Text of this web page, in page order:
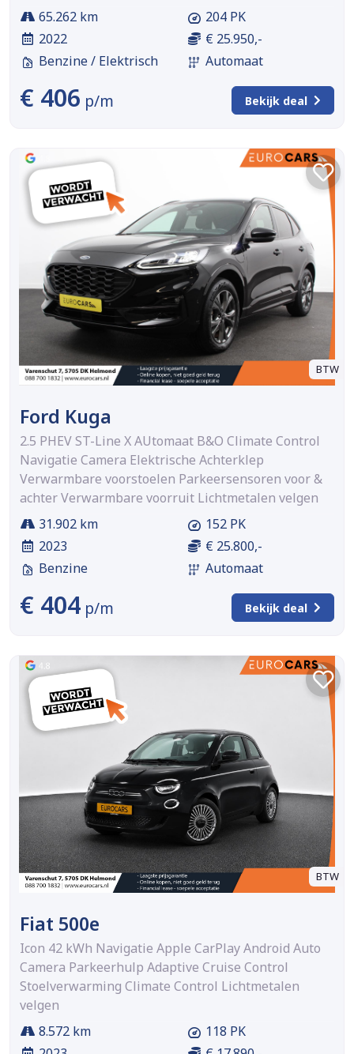
65.262 km
2022
Benzine / Elektrisch
204 PK
€ 25.950,-
Automaat
€ 406 p/m Bekijk deal
BTW
Ford Kuga
2.5 PHEV ST-Line X AUtomaat B&O Climate Control
Navigatie Camera Elektrische Achterklep
Verwarmbare voorstoelen Parkeersensoren voor &
achter Verwarmbare voorruit Lichtmetalen velgen
31.902 km
2023
Benzine
152 PK
€ 25.800,-
Automaat
€ 404 p/m Bekijk deal
BTW
Fiat 500e
Icon 42 kWh Navigatie Apple CarPlay Android Auto
Camera Parkeerhulp Adaptive Cruise Control
Stoelverwarming Climate Control Lichtmetalen
velgen
8.572 km
118 PK